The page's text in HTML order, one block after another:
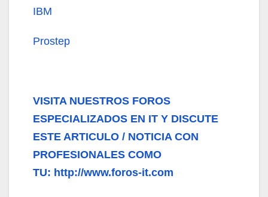
IBM
Prostep
VISITA NUESTROS FOROS
ESPECIALIZADOS EN IT Y DISCUTE
ESTE ARTICULO / NOTICIA CON
PROFESIONALES COMO
TU: http://www.foros-it.com